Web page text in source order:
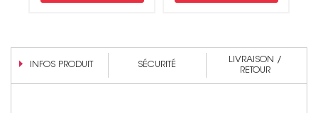
INFOS PRODUIT SÉCURITÉ
LIVRAISON /
RETOUR